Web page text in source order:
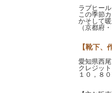
ラブヒー
この季節
かそして
（京都府
【靴下、
愛知県西
クレジッ
１０，８